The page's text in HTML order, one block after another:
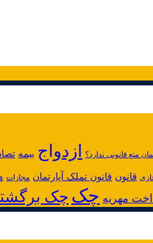
منع قانونی ندارد؟ ازدواج بیمه
قانون قانون تملک آپارتمان مجازات
مهریه چک چک